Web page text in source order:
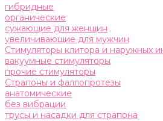
гибридные
органические
сужающие для женщин
увеличивающие для мужчин
Стимуляторы клитора и наружных
вакуумные стимуляторы
прочие стимуляторы
Страпоны и фаллопротезы
анатомические
без вибрации
трусы и насадки для страпона